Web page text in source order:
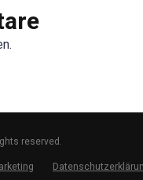
reserved.